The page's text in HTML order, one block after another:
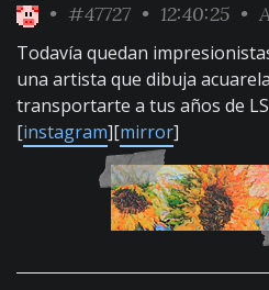
• #47727 • 12:40:25 •
Todavía quedan
una artista que dibuja
transportarte a tus años de
[instagram][mirror]